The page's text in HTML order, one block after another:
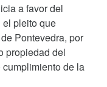
a favor del
el pleito que
Pontevedra, por
propiedad del
de la